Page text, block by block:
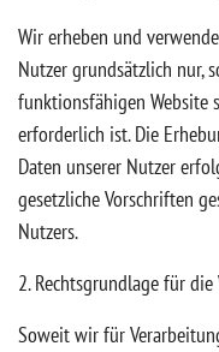
Wir erheben und
Nutzer grundsätzlich nur,
funktionsfähigen Website
erforderlich ist. Die
Daten unserer Nutzer
gesetzliche Vorschriften
Nutzers.
2. Rechtsgrundlage für
Soweit wir für